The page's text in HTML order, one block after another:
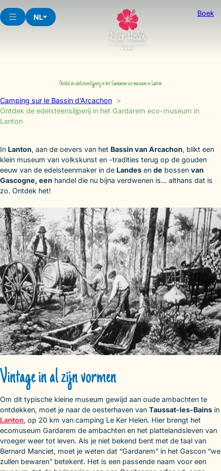
to
content
NL Boek
Ontdek de edelsteenslijperij in het Gardarem eco-museum in Lanton
Camping sur le Bassin d’Arcachon
Ontdek de edelsteenslijperij in het Gardarem eco-museum in
Lanton
In Lanton, aan de oevers van het Bassin van Arcachon, blikt een
klein museum van volkskunst en -tradities terug op de gouden
eeuw van de edelsteenmaker in de Landes en de bossen van
Gascogne, een handel die nu bijna verdwenen is… althans dat is
zo. Ontdek het!
Vintage in al zijn vormen
Om dit typische kleine museum gewijd aan oude ambachten te
ontdekken, moet je naar de oesterhaven van Taussat-les-Bains in
Lanton, op 20 km van camping Le Ker Helen. Hier brengt het
ecomuseum Gardarem de ambachten en het plattelandsleven van
vroeger weer tot leven. Als je niet bekend bent met de taal van
Bernard Manciet, moet je weten dat “Gardarem” in het Gascon “we
zullen bewaren” betekent. Het is een passende naam voor een